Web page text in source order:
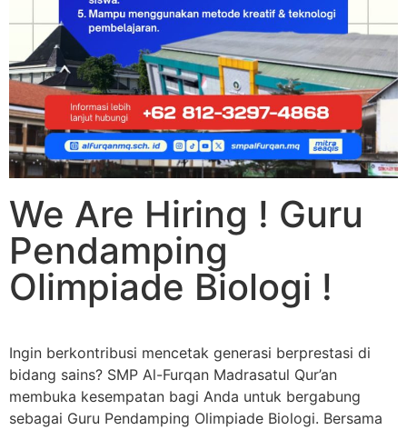
We Are Hiring ! Guru
Pendamping
Olimpiade Biologi !
Ingin berkontribusi mencetak generasi berprestasi di
bidang sains? SMP Al-Furqan Madrasatul Qur’an
membuka kesempatan bagi Anda untuk bergabung
sebagai Guru Pendamping Olimpiade Biologi. Bersama